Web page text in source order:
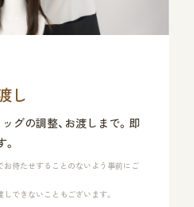
し
グの調整、お渡しまで。即
待たせすることのないよう事前にご
できないこともございます。